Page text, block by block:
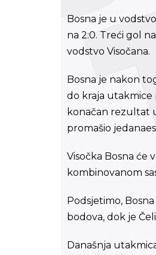
Bosna je u
na 2:0. Treći gol
vodstvo Visočana.
Bosna je nakon
do kraja utakmice
konačan rezultat
promašio
Visočka Bosna
kombinovanom
Podsjetimo,
bodova, dok je
Današnja